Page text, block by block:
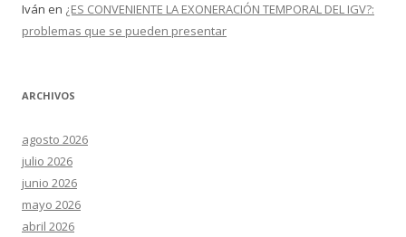
Iván en ¿ES CONVENIENTE LA EXONERACIÓN TEMPORAL DEL IGV?:
problemas que se pueden presentar
ARCHIVOS
agosto 2026
julio 2026
junio 2026
mayo 2026
abril 2026